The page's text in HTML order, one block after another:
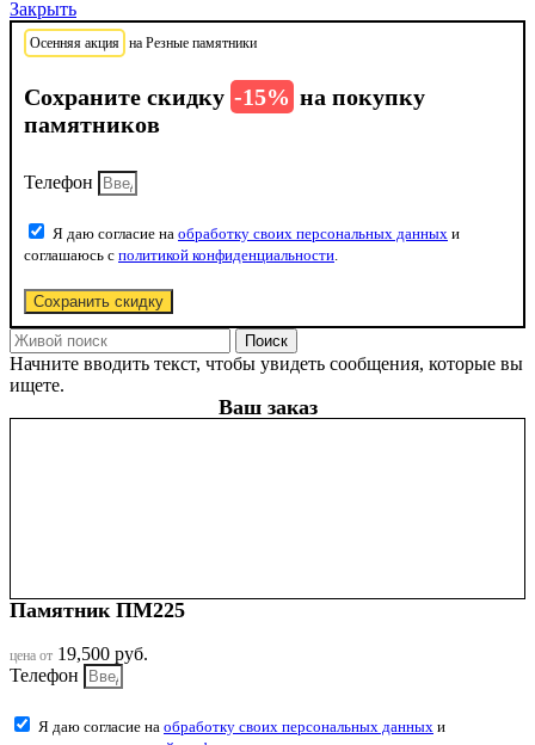
Закрыть
Осенняя акция на Резные памятники
Сохраните скидку -15% на покупку
памятников
Телефон
Я даю согласие на обработку своих персональных данных и
соглашаюсь с политикой конфиденциальности
Сохранить скидку
Поиск
Начните вводить текст, чтобы увидеть сообщения, которые вы
ищете.
Ваш заказ
Памятник ПМ225
цена от 19,500 руб.
Телефон
Я даю согласие на обработку своих персональных данных и